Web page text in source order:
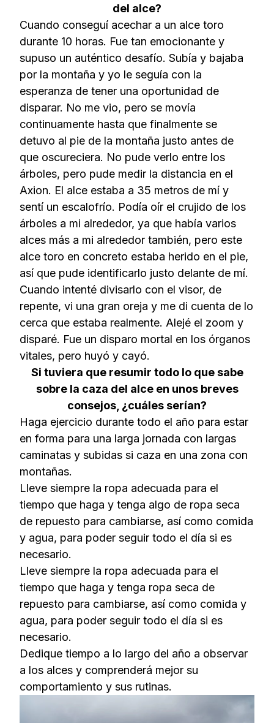
del alce?
Cuando conseguí acechar a un alce toro
durante 10 horas. Fue tan emocionante y
supuso un auténtico desafío. Subía y bajaba
por la montaña y yo le seguía con la
esperanza de tener una oportunidad de
disparar. No me vio, pero se movía
continuamente hasta que finalmente se
detuvo al pie de la montaña justo antes de
que oscureciera. No pude verlo entre los
árboles, pero pude medir la distancia en el
Axion. El alce estaba a 35 metros de mí y
sentí un escalofrío. Podía oír el crujido de los
árboles a mi alrededor, ya que había varios
alces más a mi alrededor también, pero este
alce toro en concreto estaba herido en el pie,
así que pude identificarlo justo delante de mí.
Cuando intenté divisarlo con el visor, de
repente, vi una gran oreja y me di cuenta de lo
cerca que estaba realmente. Alejé el zoom y
disparé. Fue un disparo mortal en los órganos
vitales, pero huyó y cayó.
Si tuviera que resumir todo lo que sabe
sobre la caza del alce en unos breves
consejos, ¿cuáles serían?
Haga ejercicio durante todo el año para estar
en forma para una larga jornada con largas
caminatas y subidas si caza en una zona con
montañas.
Lleve siempre la ropa adecuada para el
tiempo que haga y tenga algo de ropa seca
de repuesto para cambiarse, así como comida
y agua, para poder seguir todo el día si es
necesario.
Lleve siempre la ropa adecuada para el
tiempo que haga y tenga ropa seca de
repuesto para cambiarse, así como comida y
agua, para poder seguir todo el día si es
necesario.
Dedique tiempo a lo largo del año a observar
a los alces y comprenderá mejor su
comportamiento y sus rutinas.